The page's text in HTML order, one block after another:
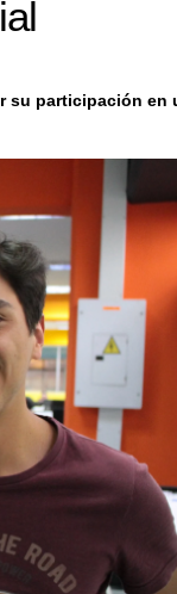
su participación en